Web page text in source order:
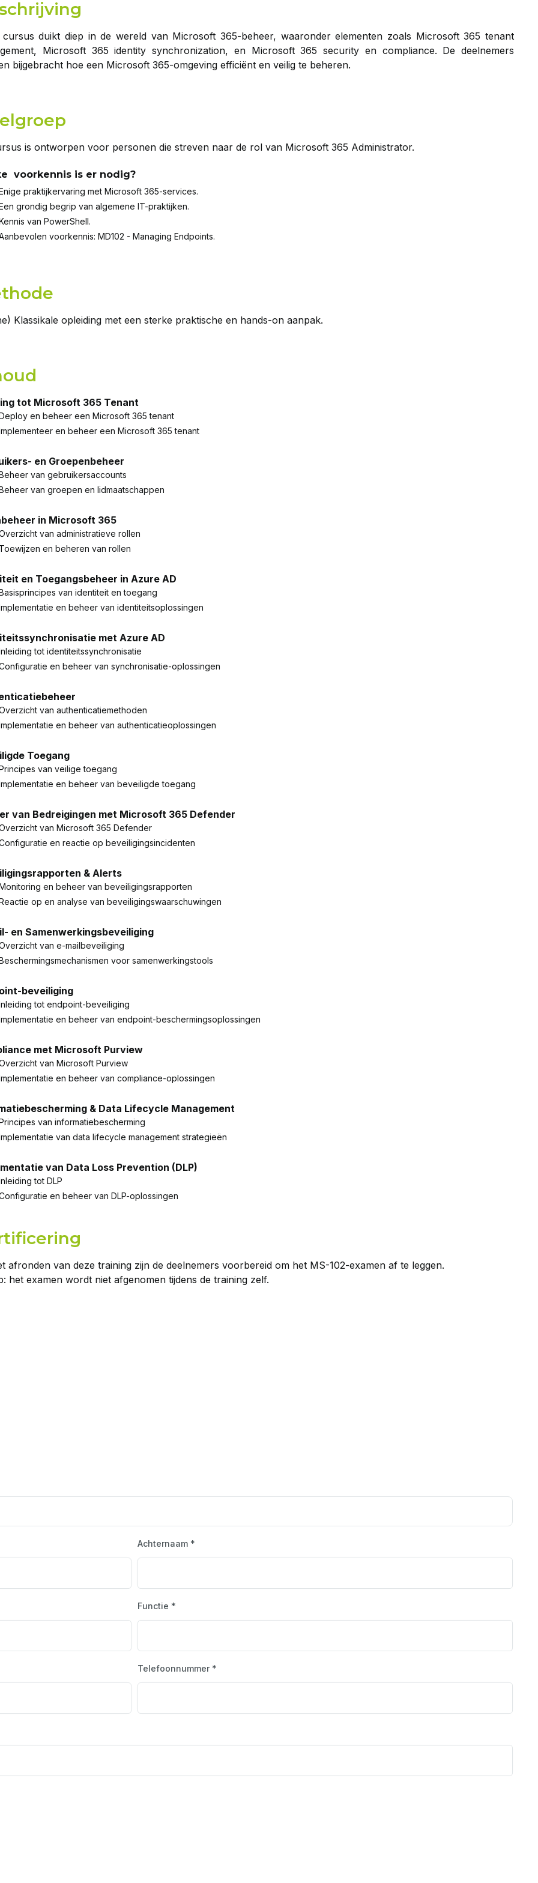
cursus duikt diep in de wereld van Microsoft 365-beheer, waaronder elementen zoals Microsoft 365 tenant
Microsoft 365 identity synchronization, en Microsoft 365 security en compliance. De deelnemers
bijgebracht hoe een Microsoft 365-omgeving efficiënt en veilig te beheren.
is ontworpen voor personen die streven naar de rol van Microsoft 365 Administrator.
voorkennis is er nodig?
praktijkervaring met Microsoft 365-services.
grondig begrip van algemene IT-praktijken.
van PowerShell.
voorkennis: MD102 - Managing Endpoints.
Klassikale opleiding met een sterke praktische en hands-on aanpak.
tot Microsoft 365 Tenant
en beheer een Microsoft 365 tenant
en beheer een Microsoft 365 tenant
en Groepenbeheer
van gebruikersaccounts
van groepen en lidmaatschappen
in Microsoft 365
van administratieve rollen
Toewijzen en beheren van rollen
en Toegangsbeheer in Azure AD
van identiteit en toegang
en beheer van identiteitsoplossingen
met Azure AD
tot identiteitssynchronisatie
en beheer van synchronisatie-oplossingen
van authenticatiemethoden
en beheer van authenticatieoplossingen
Toegang
van veilige toegang
en beheer van beveiligde toegang
van Bedreigingen met Microsoft 365 Defender
van Microsoft 365 Defender
en reactie op beveiligingsincidenten
& Alerts
en beheer van beveiligingsrapporten
op en analyse van beveiligingswaarschuwingen
en Samenwerkingsbeveiliging
van e-mailbeveiliging
voor samenwerkingstools
beveiliging
tot endpoint-beveiliging
en beheer van endpoint-beschermingsoplossingen
met Microsoft Purview
van Microsoft Purview
en beheer van compliance-oplossingen
& Data Lifecycle Management
van informatiebescherming
van data lifecycle management strategieën
van Data Loss Prevention (DLP)
tot DLP
en beheer van DLP-oplossingen
afronden van deze training zijn de deelnemers voorbereid om het MS-102-examen af te leggen.
het examen wordt niet afgenomen tijdens de training zelf.
Achternaam *
Functie *
Telefoonnummer *